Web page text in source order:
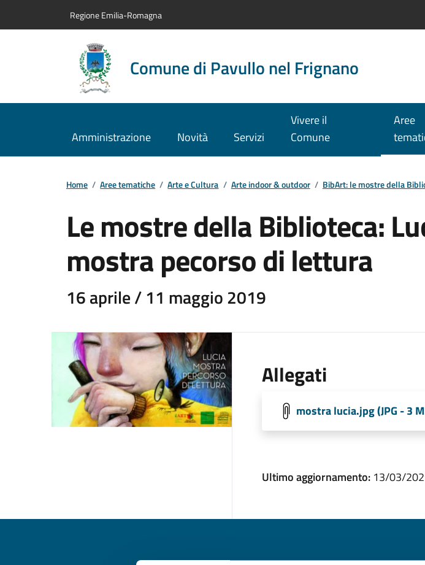
Regione Emilia-Romagna
Comune di Pavullo nel Frignano
Amministrazione Novità Servizi
Vivere il
Comune
Aree
Home / Aree tematiche / Arte e Cultura / Arte indoor & outdoor / BibArt: le mostre della
Le mostre della Biblioteca:
mostra pecorso di lettura
16 aprile / 11 maggio 2019
Allegati
mostra lucia.jpg (JPG - 3
Ultimo aggiornamento: 13/03/